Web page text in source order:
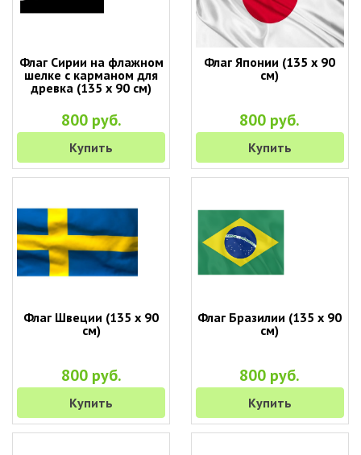
Флаг Сирии на флажном
шелке с карманом для
древка (135 х 90 см)
800 руб.
Купить
Флаг Японии (135 х 90
см)
800 руб.
Купить
Флаг Швеции (135 х 90
см)
800 руб.
Купить
Флаг Бразилии (135 х 90
см)
800 руб.
Купить